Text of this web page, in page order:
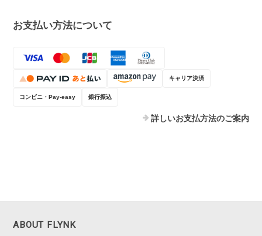
お支払い方法について
キャリア決済
コンビニ・Pay-easy 銀行振込
詳しいお支払方法のご案内
ABOUT FLYNK